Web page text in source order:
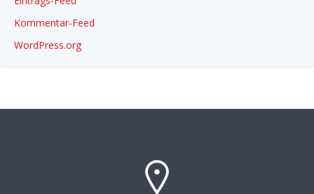
Kommentar-Feed
WordPress.org